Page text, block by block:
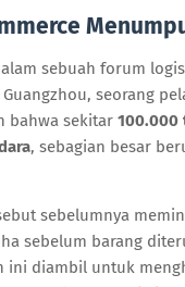
sebuah forum
seorang
bahwa sekitar 100.000
, sebagian besar
sebelumnya
sebelum barang
ini diambil untuk